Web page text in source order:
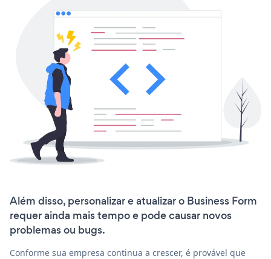
Além disso, personalizar e atualizar o Business Form
requer ainda mais tempo e pode causar novos
problemas ou bugs.
Conforme sua empresa continua a crescer, é provável que